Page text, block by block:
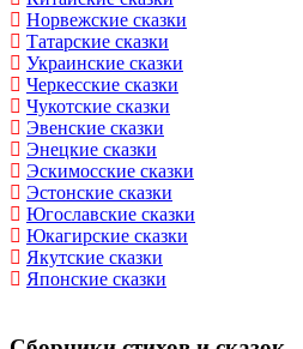
Норвежские сказки
Татарские сказки
Украинские сказки
Черкесские сказки
Чукотские сказки
Эвенские сказки
Энецкие сказки
Эскимосские сказки
Эстонские сказки
Югославские сказки
Юкагирские сказки
Якутские сказки
Японские сказки